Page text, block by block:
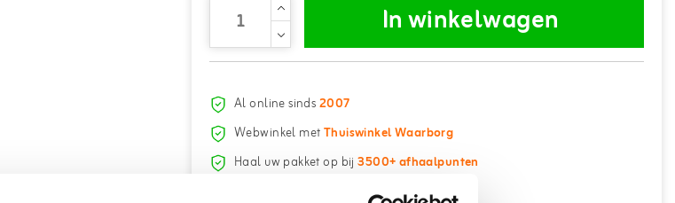
In winkelwagen
Al online sinds2007
Webwinkel metThuiswinkel Waarborg
Haal uw pakket op bij3500+ afhaalpunten
verzending vanaf €75,- (NL/BE)